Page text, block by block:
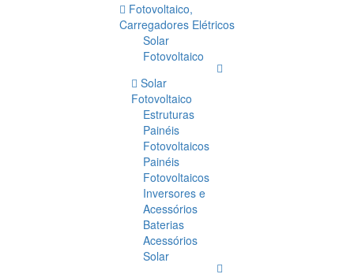
Fotovoltaico,
Carregadores Elétricos
Solar
Fotovoltaico
Solar
Fotovoltaico
Estruturas
Painéis
Fotovoltaicos
Painéis
Fotovoltaicos
Inversores e
Acessórios
Baterias
Acessórios
Solar